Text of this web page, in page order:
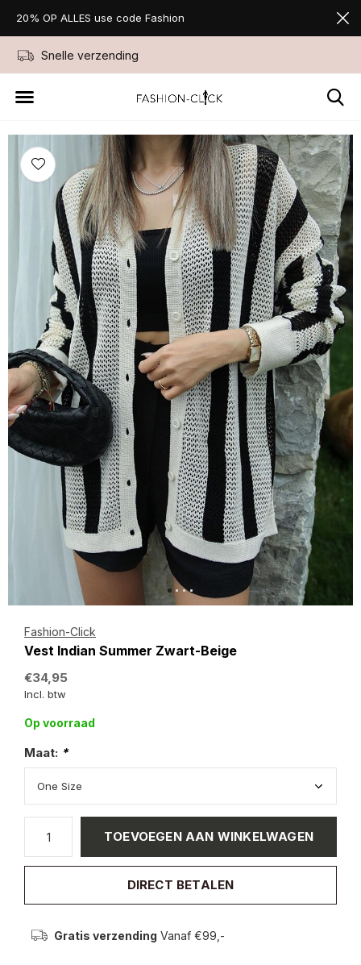
Snelle verzending
20% OP ALLES use code Fashion
Fashion-Click
Vest Indian Summer Zwart-Beige
€34,95
Incl. btw
Op voorraad
Maat: *
TOEVOEGEN AAN WINKELWAGEN
DIRECT BETALEN
Gratis verzending Vanaf €99,-